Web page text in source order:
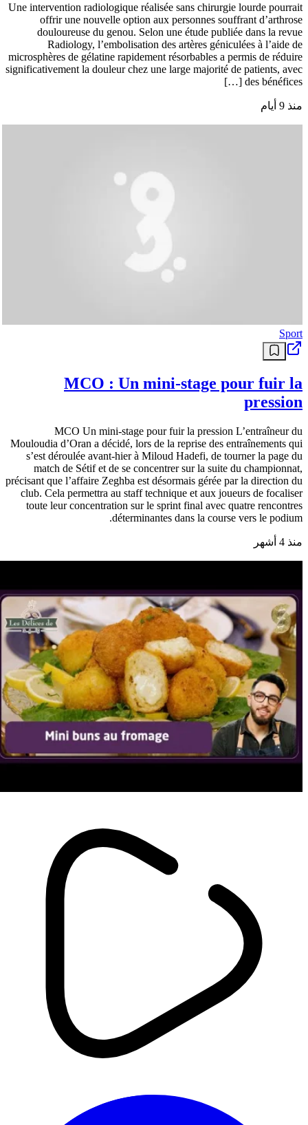
Une intervention radiologique réalisée sans chirurgie lourde pourrait
offrir une nouvelle option aux personnes souffrant d’arthrose
douloureuse du genou. Selon une étude publiée dans la revue
Radiology, l’embolisation des artères géniculées à l’aide de
microsphères de gélatine rapidement résorbables a permis de réduire
significativement la douleur chez une large majorité de patients, avec
des bénéfices […]
منذ 9 أيام
Sport
MCO : Un mini-stage pour fuir la
pression
MCO Un mini-stage pour fuir la pression L’entraîneur du
Mouloudia d’Oran a décidé, lors de la reprise des entraînements qui
s’est déroulée avant-hier à Miloud Hadefi, de tourner la page du
match de Sétif et de se concentrer sur la suite du championnat,
précisant que l’affaire Zeghba est désormais gérée par la direction du
club. Cela permettra au staff technique et aux joueurs de focaliser
toute leur concentration sur le sprint final avec quatre rencontres
déterminantes dans la course vers le podium.
منذ 4 أشهر